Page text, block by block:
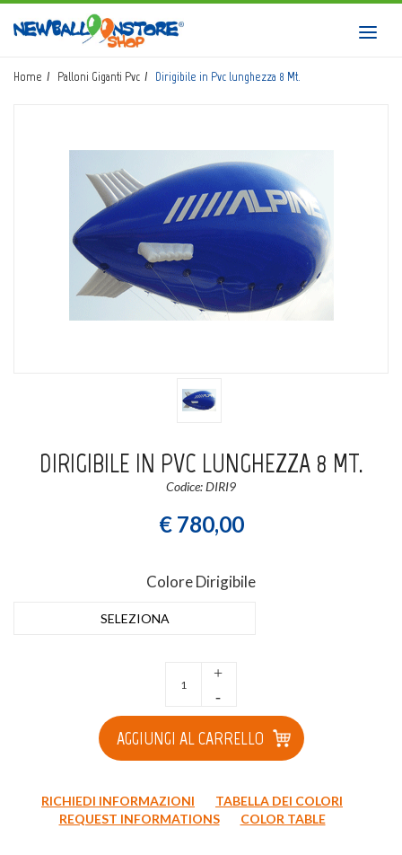
HOME
SHOP
CHI SIAMO
CORSI BALLOON ART
INVIO LOGO
CONTATTI
EVENTI NBS
Wishlist
Home Palloni Giganti Pvc Dirigibile in Pvc lunghezza 8 Mt.
DIRIGIBILE IN PVC LUNGHEZZA 8 MT.
Codice: DIRI9
€ 780,00
Colore Dirigibile
SELEZIONA
+
-
AGGIUNGI AL CARRELLO
RICHIEDI INFORMAZIONI
TABELLA DEI COLORI
REQUEST INFORMATIONS
COLOR TABLE